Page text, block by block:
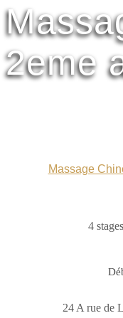
2eme
Massage
4
24 A rue de